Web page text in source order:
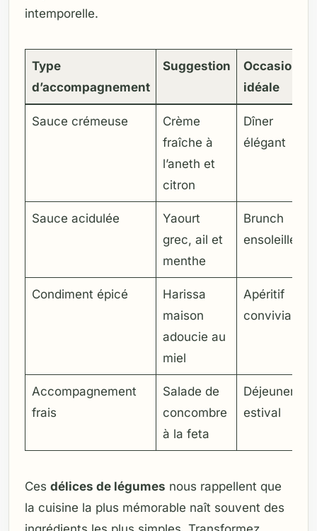
intemporelle.
Type
d’accompagnement
Suggestion
Occasion
idéale
Sauce crémeuse
Crème
fraîche à
l’aneth et
citron
Dîner
élégant
Sauce acidulée
Yaourt
grec, ail et
menthe
Brunch
ensoleillé
Condiment épicé
Harissa
maison
adoucie au
miel
Apéritif
convivial
Accompagnement
frais
Salade de
concombre
à la feta
Déjeuner
estival
Ces délices de légumes nous rappellent que
la cuisine la plus mémorable naît souvent des